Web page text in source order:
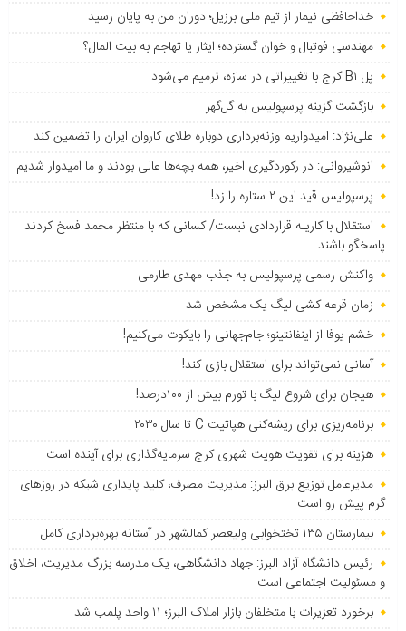
خداحافظی نیمار از تیم ملی برزیل؛ دوران من به پایان رسید
مهندسی فوتبال و خوان گسترده؛ ایثار یا تهاجم به بیت المال؟
پل B۱ کرج با تغییراتی در سازه، ترمیم می‌شود
بازگشت گزینه پرسپولیس به ‌گل‌گهر
علی‌نژاد: امیدواریم وزنه‌برداری دوباره طلای کاروان ایران را تضمین کند
انوشیروانی: در رکوردگیری اخیر، همه بچه‌ها عالی بودند و ما امیدوار شدیم
پرسپولیس قید این ۲ ستاره را زد!
استقلال با کاریله قراردادی نبست/ کسانی که با منتظر محمد فسخ کردند
پاسخگو باشند
واکنش رسمی پرسپولیس به جذب مهدی طارمی
زمان قرعه کشی لیگ یک مشخص شد
خشم یوفا از اینفانتینو؛ جام‌جهانی را بایکوت می‌کنیم!
آسانی نمی‌تواند برای استقلال بازی کند!
هیجان برای شروع لیگ با تورم بیش از ۱۰۰درصد!
برنامه‌ریزی برای ریشه‌کنی هپاتیت C تا سال ۲۰۳۰
هزینه برای تقویت هویت شهری کرج سرمایه‌گذاری برای آینده است
مدیرعامل توزیع برق البرز: مدیریت مصرف، کلید پایداری شبکه در روزهای
گرم پیش رو است
بیمارستان ۱۳۵ تختخوابی ولیعصر کمالشهر در آستانه بهره‌برداری کامل
رئیس دانشگاه آزاد البرز: جهاد دانشگاهی، یک مدرسه بزرگ مدیریت، اخلاق
و مسئولیت اجتماعی است
برخورد تعزیرات با متخلفان بازار املاک البرز؛ ۱۱ واحد پلمب شد